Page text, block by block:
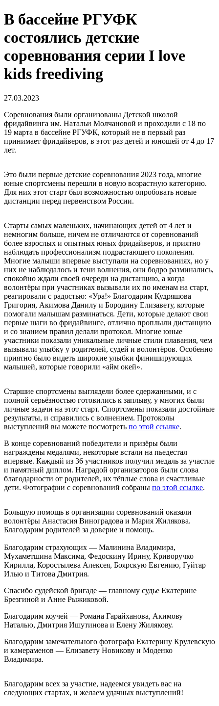
В бассейне РГУФК
состоялись детские
соревнования серии I love
kids freediving
27.03.2023
Соревнования были организованы Детской школой
фридайвинга им. Натальи Молчановой и проходили с 18 по
19 марта в бассейне РГУФК, который не в первый раз
принимает фридайверов, в этот раз детей и юношей от 4 до 17
лет.
Это были первые детские соревнования 2023 года, многие
юные спортсмены перешли в новую возрастную категорию.
Для них этот старт был возможностью опробовать новые
дистанции перед первенством России.
Старты самых маленьких, начинающих детей от 4 лет и
немногим больше, ничем не отличаются от соревнований
более взрослых и опытных юных фридайверов, и приятно
наблюдать профессионализм подрастающего поколения.
Многие малыши впервые выступали на соревнованиях, но у
них не наблюдалось и тени волнения, они бодро разминались,
спокойно ждали своей очереди на дистанцию, а когда
волонтёры при участниках вызывали их по именам на старт,
реагировали с радостью: «Ура!» Благодарим Кудряшова
Григория, Акимова Данилу и Бородину Елизавету, которые
помогали малышам разминаться. Дети, которые делают свои
первые шаги во фридайвинге, отлично проплыли дистанцию
и со знанием правил делали протокол. Многие юные
участники показали уникальные личные стили плавания, чем
вызывали улыбку у родителей, судей и волонтёров. Особенно
приятно было видеть широкие улыбки финиширующих
малышей, которые говорили «айм окей».
Старшие спортсмены выглядели более сдержанными, и с
полной серьёзностью готовились к заплыву, у многих были
личные задачи на этот старт. Спортсмены показали достойные
результаты, и справились с волнением. Протоколы
выступлений вы можете посмотреть по этой ссылке.
В конце соревнований победители и призёры были
награждены медалями, некоторые встали на пьедестал
впервые. Каждый из 36 участников получил медаль за участие
и памятный диплом. Наградой организаторов были слова
благодарности от родителей, их тёплые слова и счастливые
дети. Фотографии с соревнований собраны по этой ссылке.
Большую помощь в организации соревнований оказали
волонтёры Анастасия Виноградова и Мария Жилякова.
Благодарим родителей за доверие и помощь.
Благодарим страхующих — Малинина Владимира,
Мухаметшина Максима, Федоскину Ирину, Криворучко
Кирилла, Коростылева Алексея, Боярскую Евгению, Гуйтар
Илью и Титова Дмитрия.
Спасибо судейской бригаде — главному судье Екатерине
Брезгиной и Анне Рыжиковой.
Благодарим коучей — Романа Гарайханова, Акимову
Наталью, Дмитрия Ишутинова и Елену Жилякову.
Благодарим замечательного фотографа Екатерину Крулевскую
и камераменов — Елизавету Новикову и Моденко
Владимира.
Благодарим всех за участие, надеемся увидеть вас на
следующих стартах, и желаем удачных выступлений!